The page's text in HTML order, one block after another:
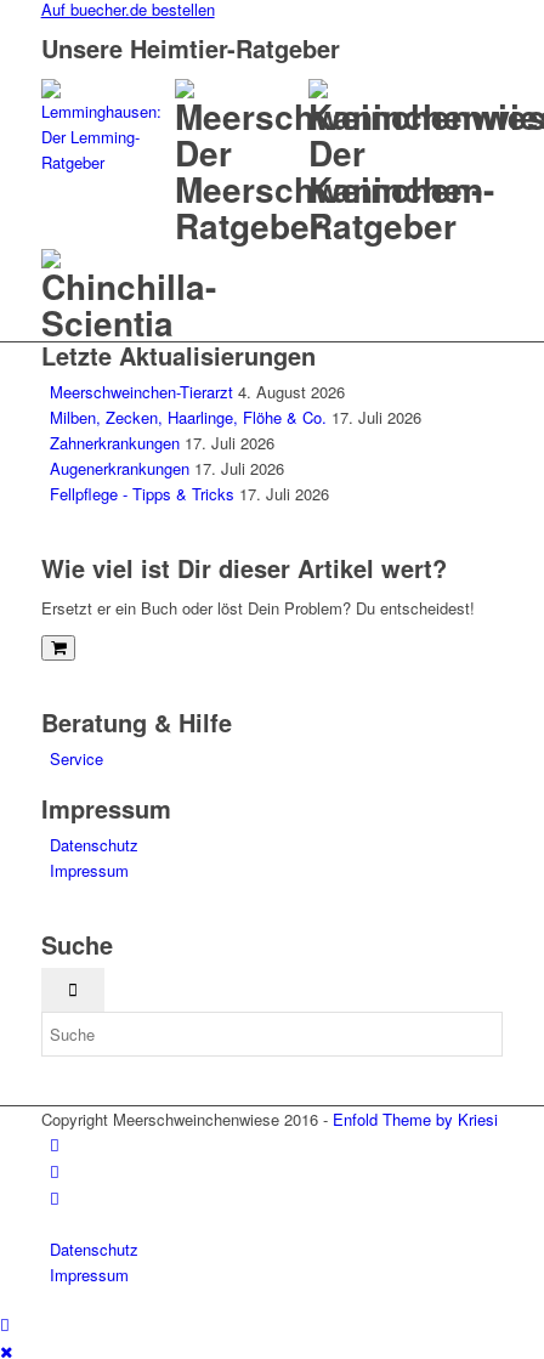
Auf buecher.de bestellen
Unsere Heimtier-Ratgeber
Letzte Aktualisierungen
Meerschweinchen-Tierarzt 4. August 2026
Milben, Zecken, Haarlinge, Flöhe & Co. 17. Juli 2026
Zahnerkrankungen 17. Juli 2026
Augenerkrankungen 17. Juli 2026
Fellpflege - Tipps & Tricks 17. Juli 2026
Wie viel ist Dir dieser Artikel wert?
Ersetzt er ein Buch oder löst Dein Problem? Du entscheidest!
Beratung & Hilfe
Service
Impressum
Datenschutz
Impressum
Suche
Copyright Meerschweinchenwiese 2016 - Enfold Theme by Kriesi
Datenschutz
Impressum